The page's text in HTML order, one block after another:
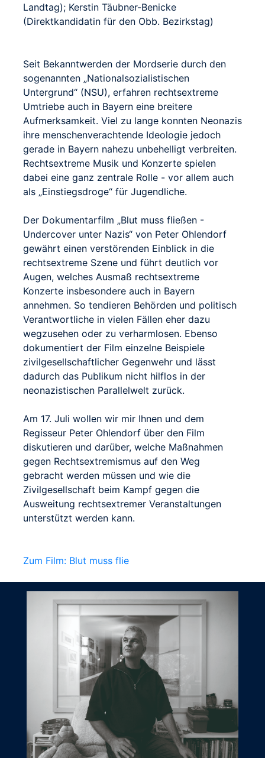
Landtag); Kerstin Täubner-Benicke
(Direktkandidatin für den Obb. Bezirkstag)
Seit Bekanntwerden der Mordserie durch den
sogenannten „Nationalsozialistischen
Untergrund“ (NSU), erfahren rechtsextreme
Umtriebe auch in Bayern eine breitere
Aufmerksamkeit. Viel zu lange konnten Neonazis
ihre menschenverachtende Ideologie jedoch
gerade in Bayern nahezu unbehelligt verbreiten.
Rechtsextreme Musik und Konzerte spielen
dabei eine ganz zentrale Rolle - vor allem auch
als „Einstiegsdroge“ für Jugendliche.
Der Dokumentarfilm „Blut muss fließen -
Undercover unter Nazis“ von Peter Ohlendorf
gewährt einen verstörenden Einblick in die
rechtsextreme Szene und führt deutlich vor
Augen, welches Ausmaß rechtsextreme
Konzerte insbesondere auch in Bayern
annehmen. So tendieren Behörden und politisch
Verantwortliche in vielen Fällen eher dazu
wegzusehen oder zu verharmlosen. Ebenso
dokumentiert der Film einzelne Beispiele
zivilgesellschaftlicher Gegenwehr und lässt
dadurch das Publikum nicht hilflos in der
neonazistischen Parallelwelt zurück.
Am 17. Juli wollen wir mir Ihnen und dem
Regisseur Peter Ohlendorf über den Film
diskutieren und darüber, welche Maßnahmen
gegen Rechtsextremismus auf den Weg
gebracht werden müssen und wie die
Zivilgesellschaft beim Kampf gegen die
Ausweitung rechtsextremer Veranstaltungen
unterstützt werden kann.
Zum Film: Blut muss flie